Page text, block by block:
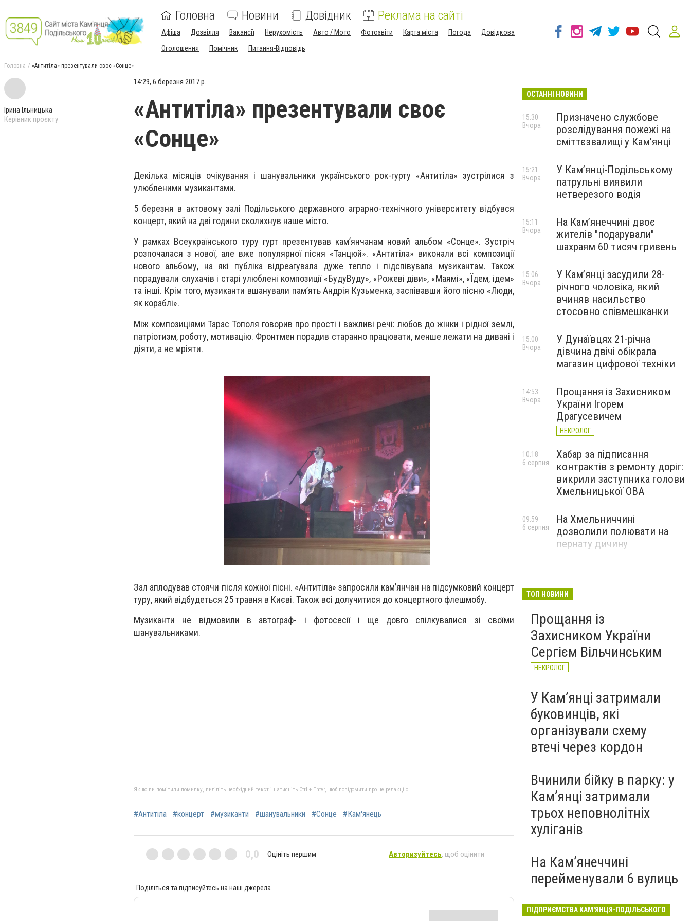
Головна Новини Довідник Реклама на сайті
Афіша Дозвілля Вакансії Нерухомість Авто / Мото Фотозвіти Карта міста Погода
Довідкова
Оголошення
Помічник Питання-Відповідь
Головна «Антитіла» презентували своє «Сонце»
Ірина Ільницька
Керівник проєкту
14:29, 6 березня 2017 р.
«Антитіла» презентували своє
«Сонце»
Декілька місяців очікування і шанувальники українського рок-гурту «Антитіла» зустрілися з
улюбленими музикантами.
5 березня в актовому залі Подільського державного аграрно-технічного університету відбувся
концерт, який на дві години сколихнув наше місто.
У рамках Всеукраїнського туру гурт презентував кам’янчанам новий альбом «Сонце». Зустріч
розпочалася з нової, але вже популярної пісня «Танцюй». «Антитіла» виконали всі композиції
нового альбому, на які публіка відреагувала дуже тепло і підспівувала музикантам. Також
порадували слухачів і старі улюблені композиції «БудуВуду», «Рожеві діви», «Маямі», «Їдем, ідем»
та інші. Крім того, музиканти вшанували пам’ять Андрія Кузьменка, заспівавши його пісню «Люди,
як кораблі».
Між композиціями Тарас Тополя говорив про прості і важливі речі: любов до жінки і рідної землі,
патріотизм, роботу, мотивацію. Фронтмен порадив старанно працювати, менше лежати на дивані і
діяти, а не мріяти.
Зал аплодував стоячи після кожної пісні. «Антитіла» запросили кам’янчан на підсумковий концерт
туру, який відбудеться 25 травня в Києві. Також всі долучитися до концертного флешмобу.
Музиканти не відмовили в автограф- і фотосесії і ще довго спілкувалися зі своїми
шанувальниками.
Якщо ви помітили помилку, виділіть необхідний текст і натисніть Ctrl + Enter, щоб повідомити про це редакцію
#Антитіла #концерт #музиканти #шанувальники #Сонце #Кам'янець
0,0 Оцініть першим Авторизуйтесь, щоб оцінити
Поділіться та підписуйтесь на наші джерела
ОСТАННІ НОВИНИ
Призначено службове
розслідування пожежі на
сміттєзвалищі у Кам’янці
15:30
Вчора
У Кам’янці-Подільському
патрульні виявили
нетверезого водія
15:21
Вчора
На Камʼянеччині двоє
жителів "подарували"
шахраям 60 тисяч гривень
15:11
Вчора
У Камʼянці засудили 28-
річного чоловіка, який
вчиняв насильство
стосовно співмешканки
15:06
Вчора
У Дунаївцях 21-річна
дівчина двічі обікрала
магазин цифрової техніки
15:00
Вчора
Прощання із Захисником
України Ігорем
Драгусевичем
НЕКРОЛОГ
14:53
Вчора
Хабар за підписання
контрактів з ремонту доріг:
викрили заступника голови
Хмельницької ОВА
10:18
6 серпня
На Хмельниччині
дозволили полювати на
пернату дичину
09:59
6 серпня
ТОП НОВИНИ
Прощання із
Захисником України
Сергієм Вільчинським
НЕКРОЛОГ
У Кам’янці затримали
буковинців, які
організували схему
втечі через кордон
Вчинили бійку в парку: у
Кам’янці затримали
трьох неповнолітніх
хуліганів
На Камʼянеччині
перейменували 6 вулиць
ПІДПРИЄМСТВА КАМ'ЯНЦЯ-ПОДІЛЬСЬКОГО